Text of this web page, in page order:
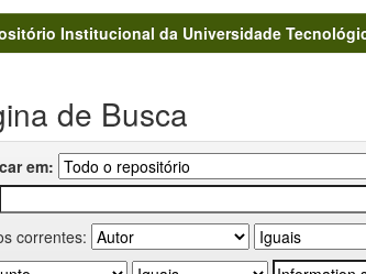
Institucional da Universidade
de Busca
em:
correntes: